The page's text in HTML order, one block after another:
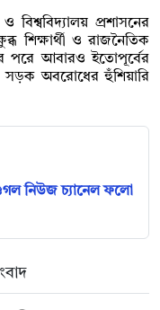
বিশ্ববিদ্যালয় প্রশাসনের
শিক্ষার্থী ও রাজনৈতিক
পরে আবারও ইতোপূর্বের
সড়ক অবরোধের হুঁশিয়ারি
নিউজ চ্যানেল ফলো